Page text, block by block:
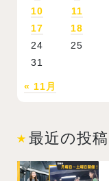
« 11月
10
11
17
18
24
25
31
最近の投稿